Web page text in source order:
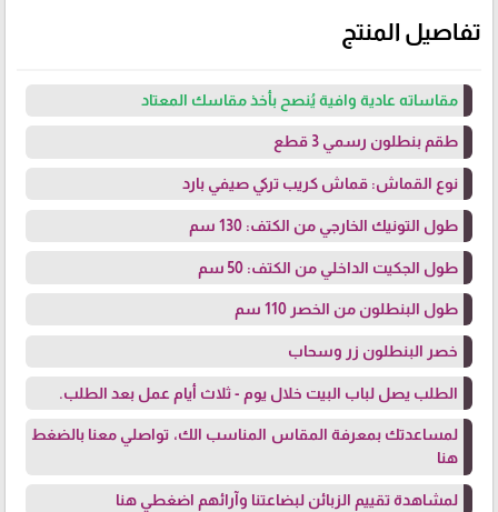
تفاصيل المنتج
مقاساته عادية وافية يُنصح بأخذ مقاسك المعتاد
طقم بنطلون رسمي 3 قطع
نوع القماش: قماش كريب تركي صيفي بارد
طول التونيك الخارجي من الكتف: 130 سم
طول الجكيت الداخلي من الكتف: 50 سم
طول البنطلون من الخصر 110 سم
خصر البنطلون زر وسحاب
الطلب يصل لباب البيت خلال يوم - ثلاث أيام عمل بعد الطلب.
لمساعدتك بمعرفة المقاس المناسب الك، تواصلي معنابالضغط
هنا
لمشاهدة تقييم الزبائن لبضاعتنا وآرائهم اضغطي هنا